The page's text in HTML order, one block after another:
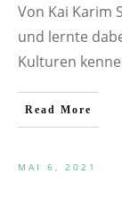
Von Kai Karim
und lernte
Kulturen
Read More
MAI 6, 2021